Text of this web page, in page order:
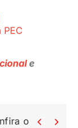
e
o resumo
 